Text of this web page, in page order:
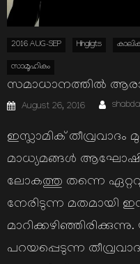
2016 AUG-SEP Hihgligts
സാമൂഹികം
സമാധാനത്തില്‍
Posted
on
August 26, 2016
ഇസ്ലാമിക് തീവ്രവാദം
മാധ്യമങ്ങള്‍
ലോകത്തു തന്നെ
നേരിടുന്ന മതമായി
പറയപ്പെടുന്ന